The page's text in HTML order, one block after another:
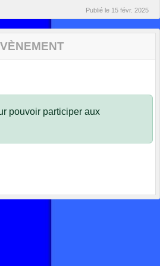
Publié le 15 févr. 2025
pouvoir participer aux